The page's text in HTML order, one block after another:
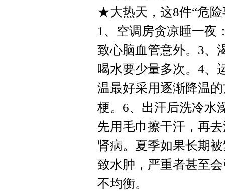
★大热天，这8件“危险
1、空调房贪凉睡一夜
致心脑血管意外。3、
喝水要少量多次。4、
温最好采用逐渐降温
梗。6、出汗后洗冷水
先用毛巾擦干汗，再
肾病。夏季如果长期
致水肿，严重者甚至
不均衡。